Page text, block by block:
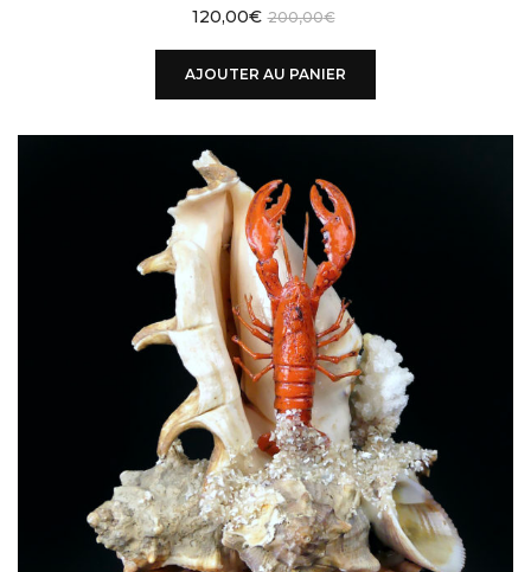
200,00€
120,00€
AJOUTER AU PANIER